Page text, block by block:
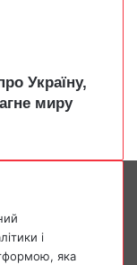
Україну,
миру
і
яка